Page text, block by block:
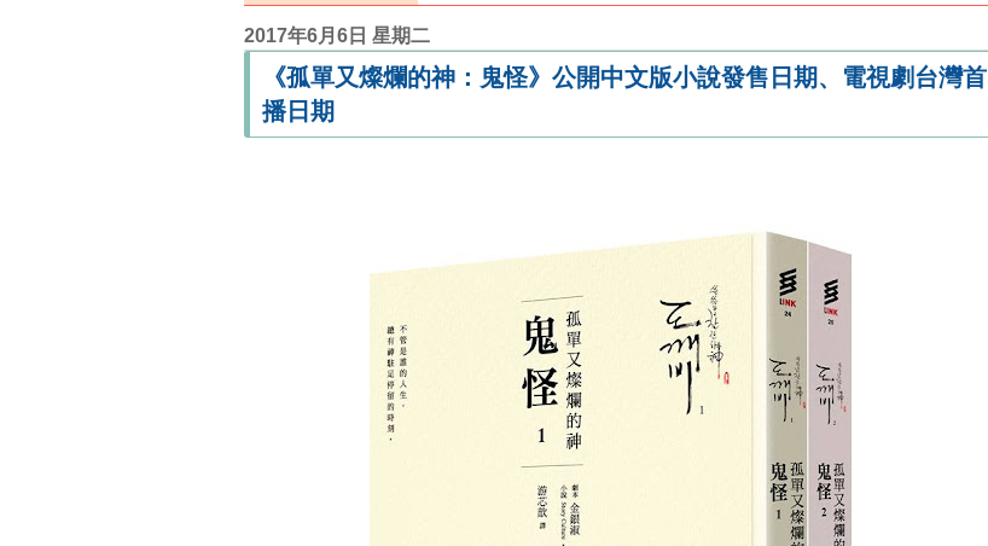
2017年6月6日 星期二
《孤單又燦爛的神：鬼怪》公開中文版小說發售日期、電視劇台灣首
播日期